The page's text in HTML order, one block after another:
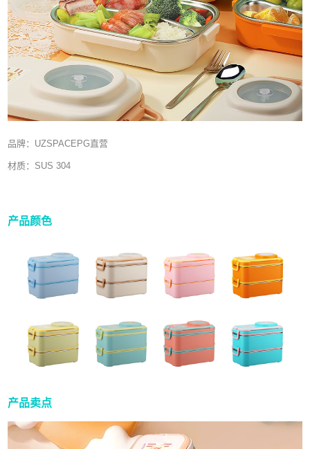
品牌：UZSPACEPG直营
材质：SUS 304
产品颜色
产品卖点